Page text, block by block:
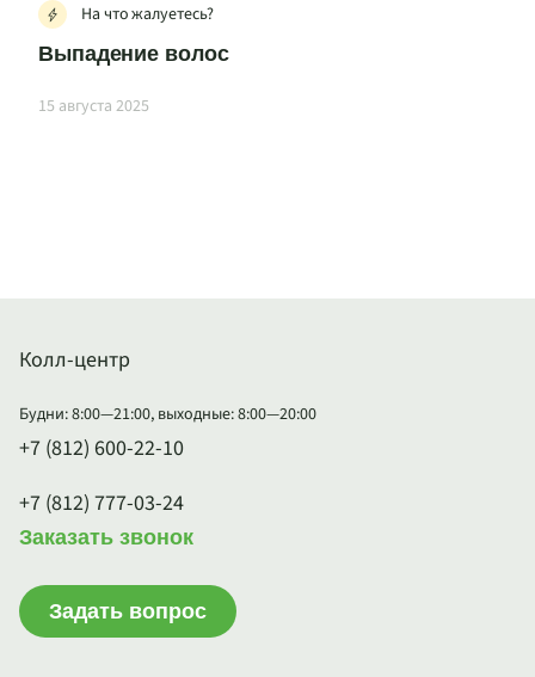
На что жалуетесь?
Выпадение волос
15 августа 2025
Колл-центр
Будни: 8:00—21:00, выходные: 8:00—20:00
+7 (812) 600-22-10
+7 (812) 777-03-24
Заказать звонок
Задать вопрос